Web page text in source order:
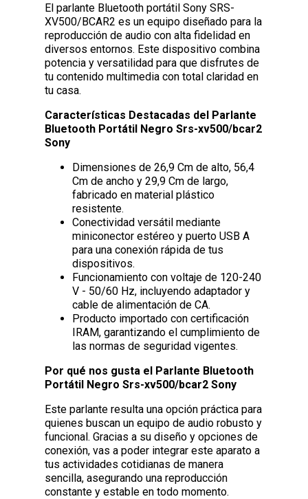
El parlante Bluetooth portátil Sony SRS-
XV500/BCAR2 es un equipo diseñado para la
reproducción de audio con alta fidelidad en
diversos entornos. Este dispositivo combina
potencia y versatilidad para que disfrutes de
tu contenido multimedia con total claridad en
tu casa.
Características Destacadas del Parlante
Bluetooth Portátil Negro Srs-xv500/bcar2
Sony
Dimensiones de 26,9 Cm de alto, 56,4
Cm de ancho y 29,9 Cm de largo,
fabricado en material plástico
resistente.
Conectividad versátil mediante
miniconector estéreo y puerto USB A
para una conexión rápida de tus
dispositivos.
Funcionamiento con voltaje de 120-240
V - 50/60 Hz, incluyendo adaptador y
cable de alimentación de CA.
Producto importado con certificación
IRAM, garantizando el cumplimiento de
las normas de seguridad vigentes.
Por qué nos gusta el Parlante Bluetooth
Portátil Negro Srs-xv500/bcar2 Sony
Este parlante resulta una opción práctica para
quienes buscan un equipo de audio robusto y
funcional. Gracias a su diseño y opciones de
conexión, vas a poder integrar este aparato a
tus actividades cotidianas de manera
sencilla, asegurando una reproducción
constante y estable en todo momento.